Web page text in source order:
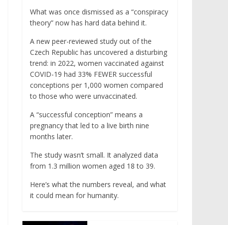
What was once dismissed as a “conspiracy
theory” now has hard data behind it.
A new peer-reviewed study out of the
Czech Republic has uncovered a disturbing
trend: in 2022, women vaccinated against
COVID-19 had 33% FEWER successful
conceptions per 1,000 women compared
to those who were unvaccinated.
A “successful conception” means a
pregnancy that led to a live birth nine
months later.
The study wasn’t small. It analyzed data
from 1.3 million women aged 18 to 39.
Here’s what the numbers reveal, and what
it could mean for humanity.